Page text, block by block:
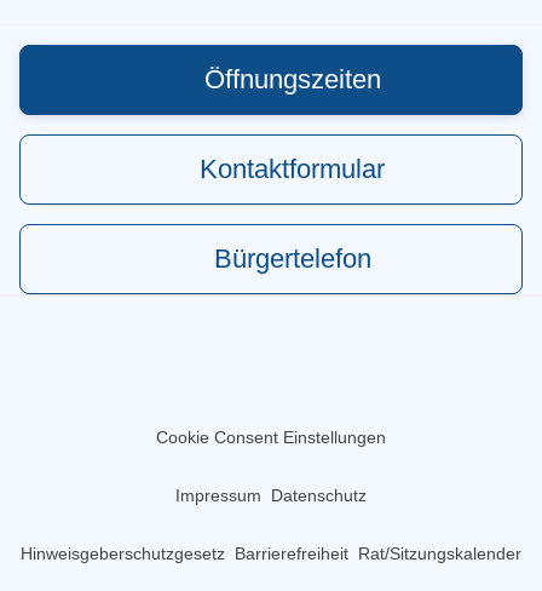
Öffnungszeiten
Kontaktformular
Bürgertelefon
Cookie Consent Einstellungen
Impressum Datenschutz
Hinweisgeberschutzgesetz Barrierefreiheit Rat/Sitzungskalender